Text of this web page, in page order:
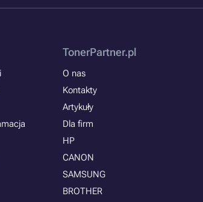
TonerPartner.pl
O nas
Kontakty
Artykuły
Dla firm
HP
CANON
SAMSUNG
BROTHER